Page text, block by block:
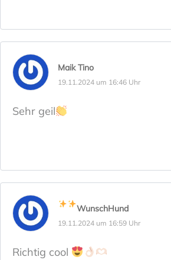
Maik Tino
19.11.2024 um 16:46 Uhr
Sehr geil
WunschHund
19.11.2024 um 16:59 Uhr
Richtig cool